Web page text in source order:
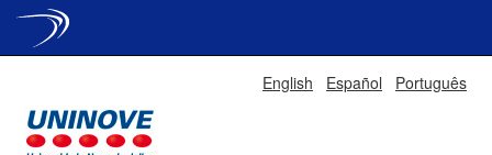
English Español Português